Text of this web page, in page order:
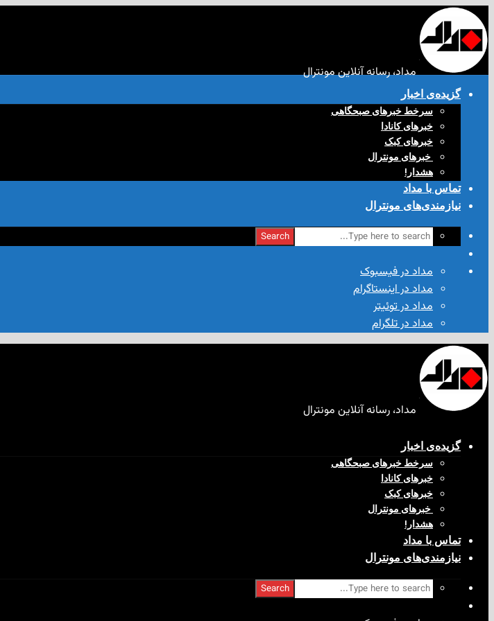
مداد، رسانه آنلاین مونترال
گزیده‌ی‌ اخبار
سرخط خبرهای صبحگاهی
خبرهای کانادا
خبرهای کبک
‌ خبرهای مونترال
هشدار!
تماس با مداد
نیازمندی‌های مونترال
Search
مداد در فیسبوک
مداد در اینستاگرام
مداد در توئیتر
مداد در تلگرام
مداد، رسانه آنلاین مونترال
گزیده‌ی‌ اخبار
سرخط خبرهای صبحگاهی
خبرهای کانادا
خبرهای کبک
‌ خبرهای مونترال
هشدار!
تماس با مداد
نیازمندی‌های مونترال
Search